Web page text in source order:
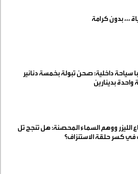
،،، بدون كرامة
سياحة داخلية: صحن تبولة بخمسة دنانير
واحدة بدينارين
الليزر ووهم السماء المحصنة: هل تنجح تل
في كسر حلقة الاستنزاف؟